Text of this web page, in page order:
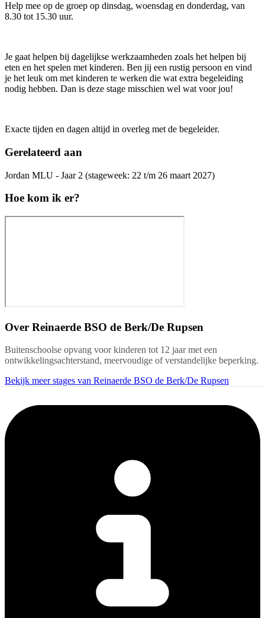
Help mee op de groep op dinsdag, woensdag en donderdag, van
8.30 tot 15.30 uur.
Je gaat helpen bij dagelijkse werkzaamheden zoals het helpen bij
eten en het spelen met kinderen. Ben jij een rustig persoon en vind
je het leuk om met kinderen te werken die wat extra begeleiding
nodig hebben. Dan is deze stage misschien wel wat voor jou!
Exacte tijden en dagen altijd in overleg met de begeleider.
Gerelateerd aan
Jordan MLU - Jaar 2 (stageweek: 22 t/m 26 maart 2027)
Hoe kom ik er?
Over Reinaerde BSO de Berk/De Rupsen
Buitenschoolse opvang voor kinderen tot 12 jaar met een
ontwikkelingsachterstand, meervoudige of verstandelijke beperking.
Bekijk meer stages van Reinaerde BSO de Berk/De Rupsen